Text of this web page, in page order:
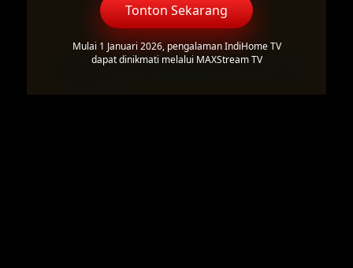
Tonton Sekarang
Mulai 1 Januari 2026, pengalaman IndiHome TV
dapat dinikmati melalui MAXStream TV